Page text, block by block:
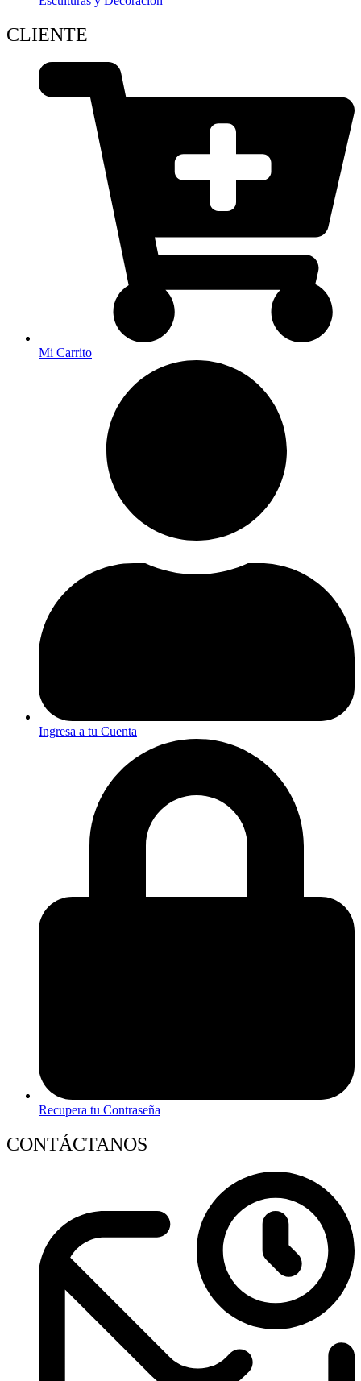
CLIENTE
Mi Carrito
Ingresa a tu Cuenta
Recupera tu Contraseña
CONTÁCTANOS